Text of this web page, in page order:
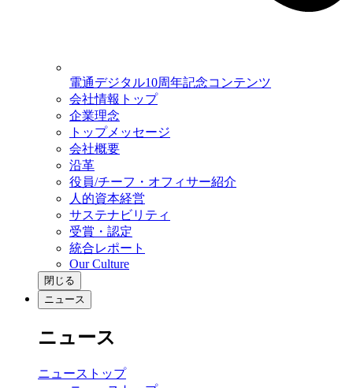
電通デジタル10周年記念コンテンツ
会社情報トップ
企業理念
トップメッセージ
会社概要
沿革
役員/チーフ・オフィサー紹介
人的資本経営
サステナビリティ
受賞・認定
統合レポート
Our Culture
閉じる
ニュース
ニュース
ニューストップ